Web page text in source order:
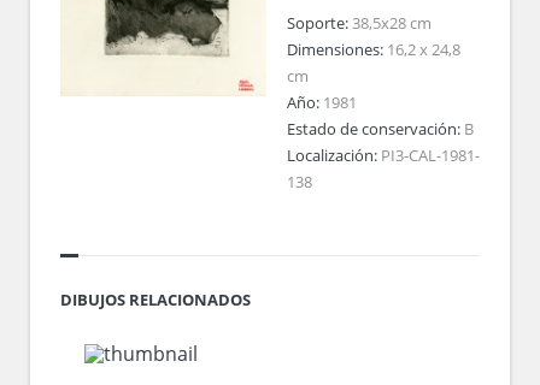
Soporte:38,5x28 cm
Dimensiones: 16,2 x 24,8
cm
Año: 1981
Estado de conservación: B
Localización: PI3-CAL-1981-
138
DIBUJOS RELACIONADOS